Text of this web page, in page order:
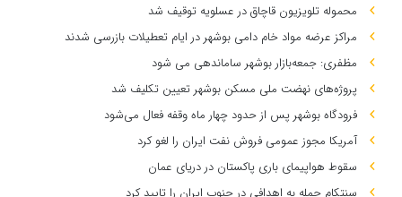
محموله تلویزیون قاچاق در عسلویه توقیف شد
مراکز عرضه مواد خام دامی بوشهر در ایام تعطیلات بازرسی شدند
مظفری: جمعه‌بازار بوشهر ساماندهی می‌ شود
پروژه‌های نهضت ملی مسکن بوشهر تعیین تکلیف شد
فرودگاه بوشهر پس از حدود چهار ماه وقفه فعال می‌شود
آمریکا مجوز عمومی فروش نفت ایران را لغو کرد
سقوط هواپیمای باری پاکستان در دریای عمان
سنتکام حمله به اهدافی در جنوب ایران را تایید کرد